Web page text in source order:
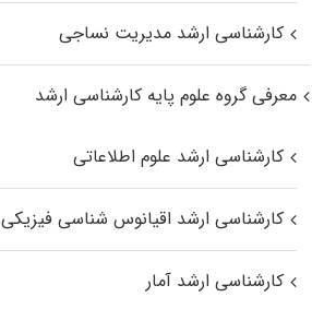
کارشناسی ارشد مدیریت نساجی
معرفی گروه علوم پایه کارشناسی ارشد
کارشناسی ارشد علوم اطلاعاتی
کارشناسی ارشد اقیانوس‌ شناسی فیزیکی
کارشناسی ارشد آمار